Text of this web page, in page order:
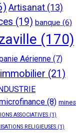
Artisanat (13)
(19) banque (6)
(170)
Aérienne (7)
(21)
(8) mines
ASSOCIATIVES (1)
RELIGIEUSES (1)